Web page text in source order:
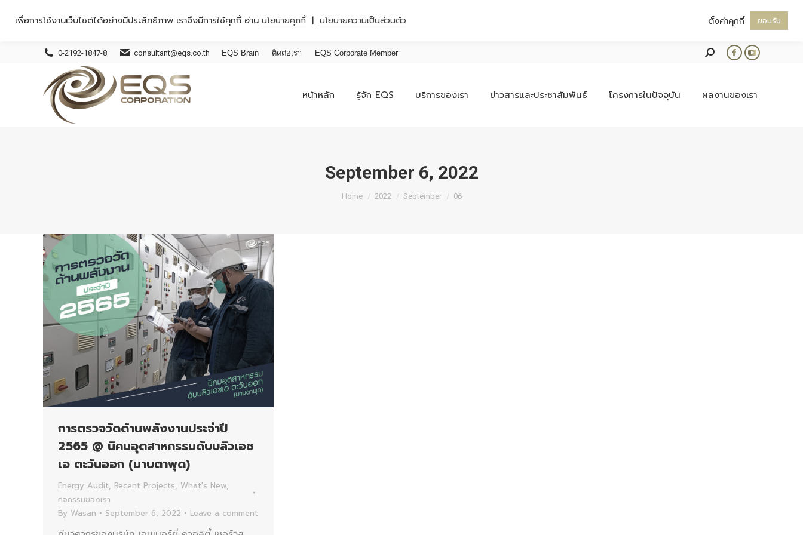
0-2192-1847-8 consultant@eqs.co.th EQS Brain ติดต่อเรา EQS Corporate Member Search:
Facebook
opens
YouTube
opens
หน้าหลัก รู้จัก EQS บริการของเรา ข่าวสารและประชาสัมพันธ์ โครงการในปัจจุบัน ผลงานของเรา
September 6, 2022
You are here:
Home 2022 September 06
การตรวจวัดด้านพลังงานประจำปี
2565 @ นิคมอุตสาหกรรมดับบลิวเอช
เอ ตะวันออก (มาบตาพุด)
Energy Audit, Recent Projects, What's New,
กิจกรรมของเรา
By Wasan September 6, 2022 Leave a comment
เพื่อการใช้งานเว็บไซต์ได้อย่างมีประสิทธิภาพ เราจึงมีการใช้คุกกี้ อ่าน นโยบายคุกกี้ | นโยบายความเป็นส่วนตัว ตั้งค่าคุกกี้ ยอมรับ